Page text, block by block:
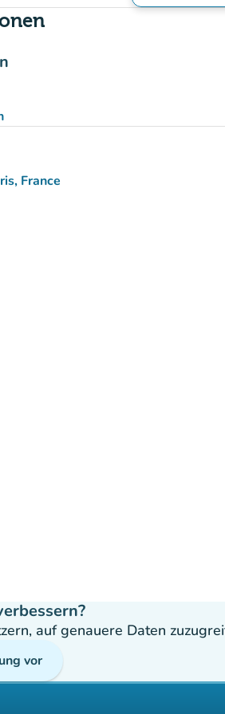
France
öffnen)
auf genauere Daten
vor